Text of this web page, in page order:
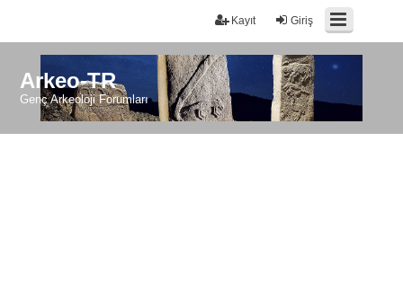
Giriş
Kayıt
Arkeo-TR
Genç Arkeoloji Forumları